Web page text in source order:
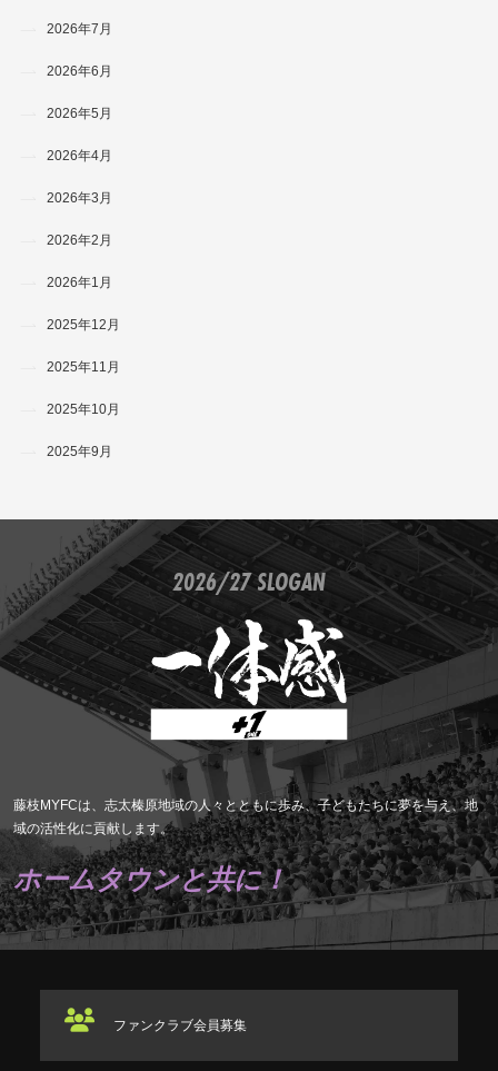
2026年7月
2026年6月
2026年5月
2026年4月
2026年3月
2026年2月
2026年1月
2025年12月
2025年11月
2025年10月
2025年9月
2026/27 SLOGAN
藤枝MYFCは、志太榛原地域の人々とともに歩み、子どもたちに夢を与え、地
域の活性化に貢献します。
ホームタウンと共に！
ファンクラブ会員募集